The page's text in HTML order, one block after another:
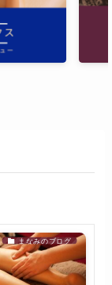
まなみのブログ